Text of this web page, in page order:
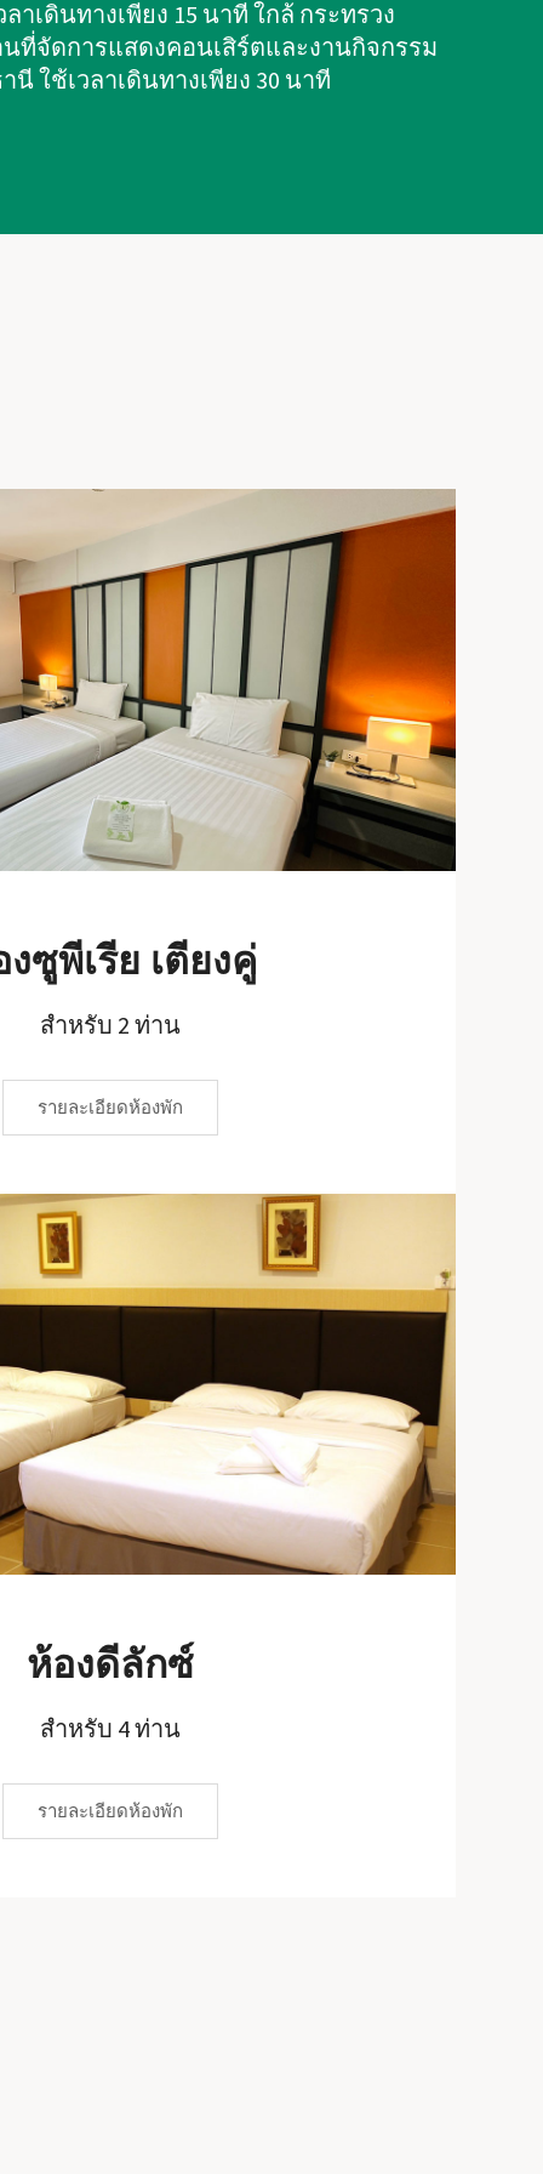
เดินทางเพียง 15 นาที ใกล้ กระทรวง
นที่จัดการแสดงคอนเสิร์ตและงานกิจกรรม
ใช้เวลาเดินทางเพียง 30 นาที
ซูพีเรีย เตียงคู่
สำหรับ 2 ท่าน
รายละเอียดห้องพัก
ห้องดีลักซ์
สำหรับ 4 ท่าน
รายละเอียดห้องพัก